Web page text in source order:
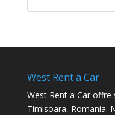
West Rent a Car
West Rent a Car
Timisoara, Romania.